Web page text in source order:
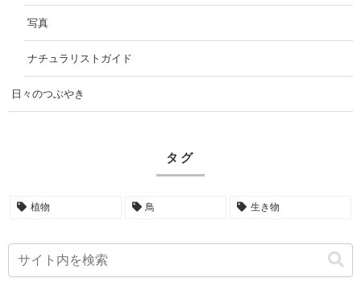
写真
ナチュラリストガイド
日々のつぶやき
タグ
植物 鳥 生き物